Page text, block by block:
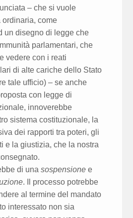
– che si vuole
ordinaria, come
un disegno di legge che
parlamentari, che
vedere con i reati
di alte cariche dello Stato
tale ufficio) – se anche
con legge di
innoverebbe
sistema costituzionale, la
dei rapporti tra poteri, gli
e la giustizia, che la nostra
di unasospensione e
. Il processo potrebbe
al termine del mandato
interessato non sia